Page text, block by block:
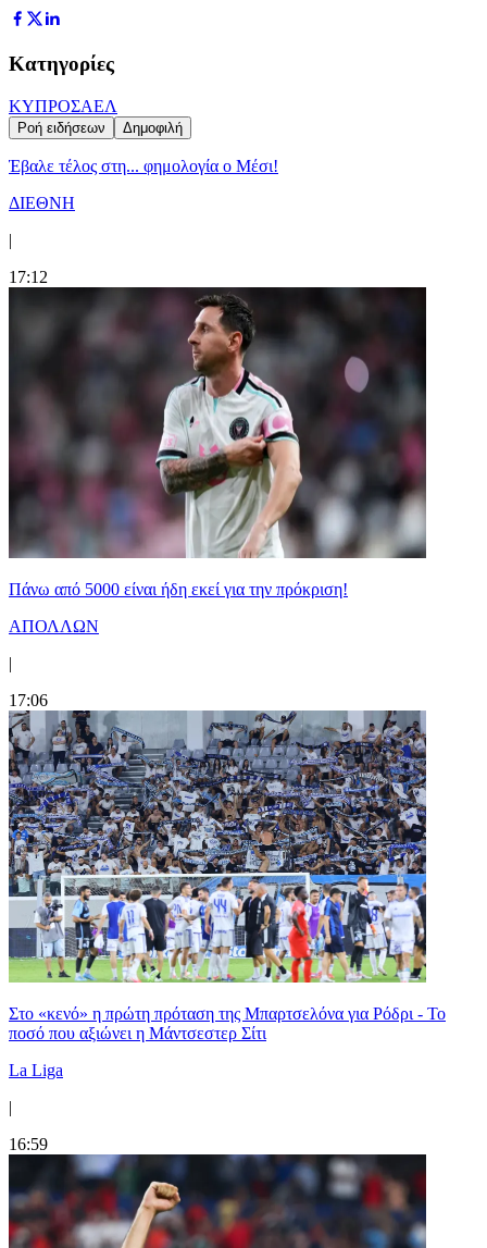
Κατηγορίες
ΚΥΠΡΟΣΑΕΛ
Ροή ειδήσεων Δημοφιλή
Έβαλε τέλος στη... φημολογία o Μέσι!
ΔΙΕΘΝΗ
|
17:12
Πάνω από 5000 είναι ήδη εκεί για την πρόκριση!
ΑΠΟΛΛΩΝ
|
17:06
Στο «κενό» η πρώτη πρόταση της Μπαρτσελόνα για Ρόδρι - Το
ποσό που αξιώνει η Μάντσεστερ Σίτι
La Liga
|
16:59